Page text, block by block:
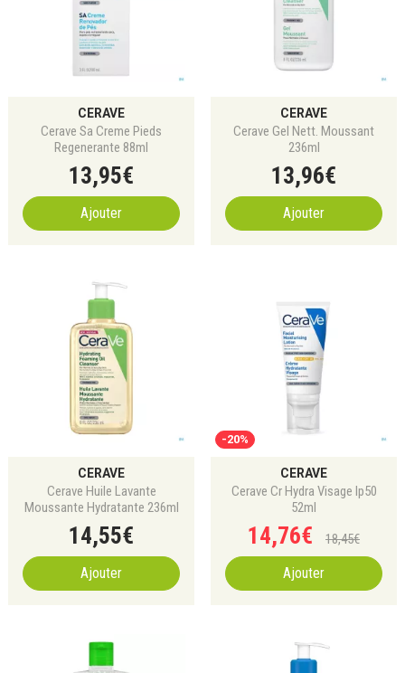
CERAVE
Cerave Sa Creme Pieds
Regenerante 88ml
13,95€
Ajouter
CERAVE
Cerave Gel Nett. Moussant
236ml
13,96€
Ajouter
CERAVE
Cerave Huile Lavante
Moussante Hydratante 236ml
14,55€
Ajouter
-20%
CERAVE
Cerave Cr Hydra Visage Ip50
52ml
14,76€ 18,45€
Ajouter